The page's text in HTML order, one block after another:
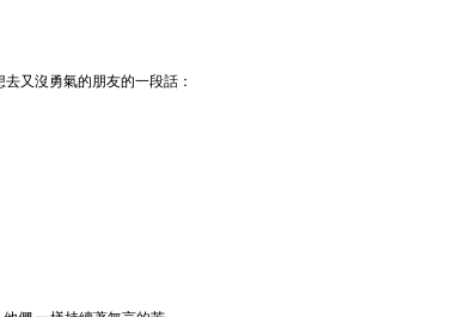
又沒勇氣的朋友的一段話：